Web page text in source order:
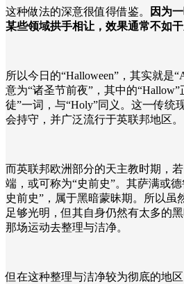
这种做法的深意很值得借鉴。
因为
某些领域拱手相让，效果通常不如干
所以今日的“Halloween”，其实就是
意为“诸圣节前夜”，其中的
徒”一词，与“Holy”同义。这一传统
会持守，并广泛流行于英联邦地区。
而英联邦欧洲部分的天主教时期，
端，或可称为“史前史”。其萨满或
史前史”，属于黑暗蒙昧期。所以虽
足够光明，但其自身仍然有太多的
那场运动去整理与洁净。
但在这种整理与洁净较为彻底的地